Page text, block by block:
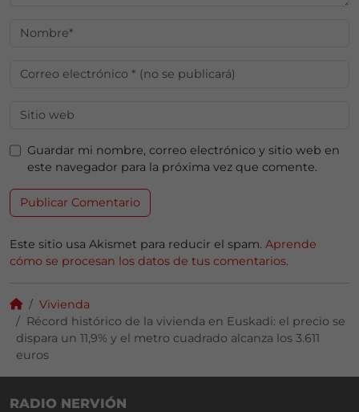
Guardar mi nombre, correo electrónico y sitio web en
este navegador para la próxima vez que comente.
Este sitio usa Akismet para reducir el spam. Aprende
cómo se procesan los datos de tus comentarios.
Vivienda
Récord histórico de la vivienda en Euskadi: el precio se
dispara un 11,9% y el metro cuadrado alcanza los 3.611
euros
RADIO NERVIÓN